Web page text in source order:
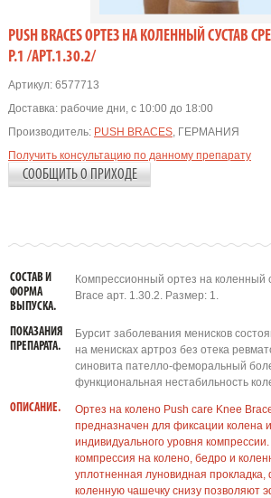
PUSH BRACES ОРТЕЗ НА КОЛЕННЫЙ СУСТАВ
Р.1 /АРТ.1.30.2/
Артикул:6577713
Доставка: рабочие дни, с 10:00 до 18:00
Производитель: PUSH BRACES, ГЕРМАНИЯ
Получить консультацию по данному препарату
СООБЩИТЬ О ПРИХОДЕ
СОСТАВ И
ФОРМА
ВЫПУСКА.
Компрессионный ортез на коленный
Brace арт. 1.30.2. Размер: 1.
ПОКАЗАНИЯ
ПРЕПАРАТА.
Бурсит заболевания менисков
на менисках артроз без отека
синовита пателло-феморальный
функциональная нестабильность
ОПИСАНИЕ.
Ортез на колено Push care Knee
предназначен для фиксации колена
индивидуального уровня
компрессия на колено, бедро и
уплотненная луновидная
коленную чашечку снизу позволяют